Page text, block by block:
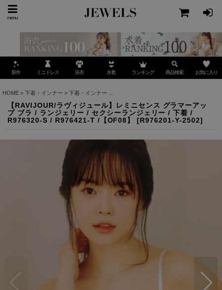
menu
新作 ミニドレス 浴衣 水着 ランキング 商品検索 お気に入り
HOME > 下着・インナー > 下着・インナー
【RAVIJOUR/ラヴィジュール】レミニセンス グラマーアッ
プ ブラ / ランジェリー / セクシーランジェリー / 下着 /
R976320-S / R976421-T /【OF08】
[R976201-Y-2502]